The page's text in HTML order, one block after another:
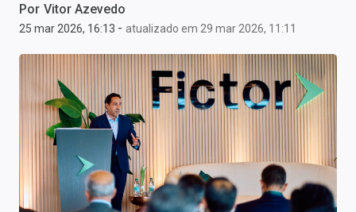
Últimas Notícias
Cotações
Comprar ou vender?
Carteiras Recomendadas
Central de Dividendos
Por Vitor Azevedo
25 mar 2026, 16:13 - atualizado em 29 mar 2026, 11:11